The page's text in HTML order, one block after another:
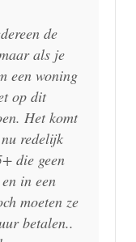
de
als je
een woning
op dit
Het komt
redelijk
die geen
in een
moeten ze
betalen..